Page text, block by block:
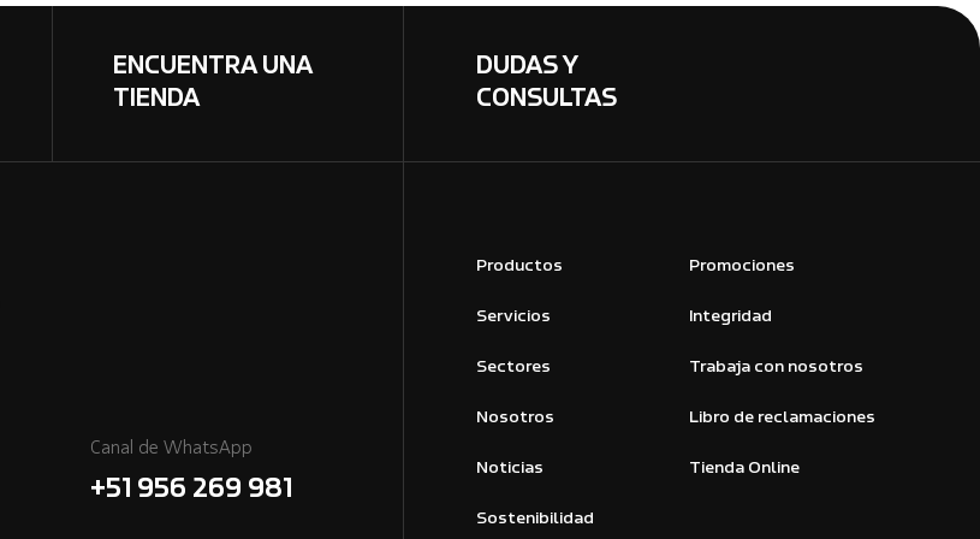
ENCUENTRA UNA
TIENDA
DUDAS Y
CONSULTAS
Canal de WhatsApp
+51 956 269 981
Productos
Servicios
Sectores
Nosotros
Noticias
Sostenibilidad
Promociones
Integridad
Trabaja con nosotros
Libro de reclamaciones
Tienda Online